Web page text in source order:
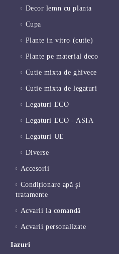
Decor lemn cu planta
Cupa
Plante in vitro (cutie)
Plante pe material deco
Cutie mixta de ghivece
Cutie mixta de legaturi
Legaturi ECO
Legaturi ECO - ASIA
Legaturi UE
Diverse
Accesorii
Condiționare apă și
tratamente
Acvarii la comandă
Acvarii personalizate
Iazuri